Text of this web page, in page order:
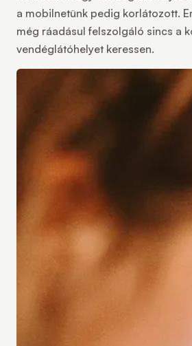
a mobilnetünk pedig korlátozott.
még ráadásul felszolgáló sincs a
vendéglátóhelyet keressen.